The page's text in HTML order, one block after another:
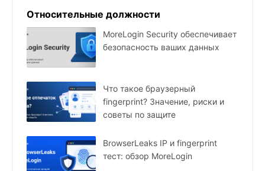
Относительные должности
MoreLogin Security обеспечивает
безопасность ваших данных
Что такое браузерный
fingerprint? Значение, риски и
советы по защите
BrowserLeaks IP и fingerprint
тест: обзор MoreLogin